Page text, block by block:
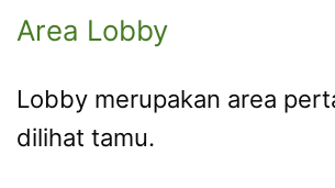
Area Lobby
Lobby merupakan area
dilihat tamu.